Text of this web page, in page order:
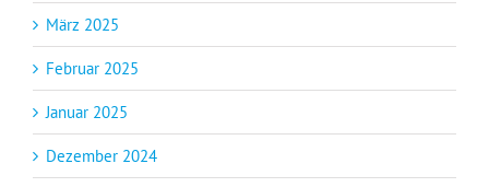
März 2025
Februar 2025
Januar 2025
Dezember 2024